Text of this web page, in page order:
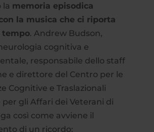
la memoria episodica
la musica che ci riporta
tempo. Andrew Budson,
cognitiva e
responsabile dello staff
e direttore del Centro per le
Cognitive e Traslazionali
per gli Affari dei Veterani di
così come avviene il
di un ricordo: